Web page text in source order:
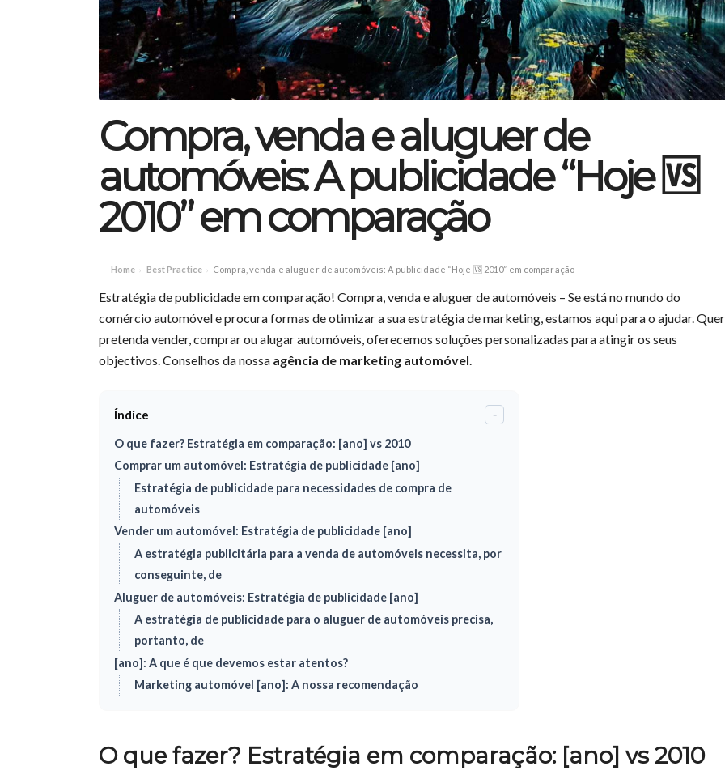
Compra, venda e aluguer de
automóveis: A publicidade “Hoje 🆚
2010” em comparação
Home › Best Practice › Compra, venda e aluguer de automóveis: A publicidade “Hoje 🆚 2010” em comparação
Estratégia de publicidade em comparação! Compra, venda e aluguer de automóveis – Se está no mundo do
comércio automóvel e procura formas de otimizar a sua estratégia de marketing, estamos aqui para o ajudar. Quer
pretenda vender, comprar ou alugar automóveis, oferecemos soluções personalizadas para atingir os seus
objectivos. Conselhos da nossa agência de marketing automóvel.
Índice -
O que fazer? Estratégia em comparação: [ano] vs 2010
Comprar um automóvel: Estratégia de publicidade [ano]
Estratégia de publicidade para necessidades de compra de
automóveis
Vender um automóvel: Estratégia de publicidade [ano]
A estratégia publicitária para a venda de automóveis necessita, por
conseguinte, de
Aluguer de automóveis: Estratégia de publicidade [ano]
A estratégia de publicidade para o aluguer de automóveis precisa,
portanto, de
[ano]: A que é que devemos estar atentos?
Marketing automóvel [ano]: A nossa recomendação
O que fazer? Estratégia em comparação: [ano] vs 2010